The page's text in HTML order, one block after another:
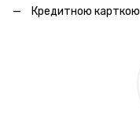
Кредитною карткою